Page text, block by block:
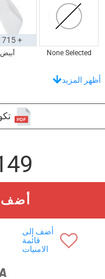
None Selected أبيض
+ 715 د.إ
اختر من بين مجموعة
تبرز بأناقة مع هذه
+ 3,619 د.إ
أظهر المزيد
أضف
أضف إلى
قائمة
الامنيات